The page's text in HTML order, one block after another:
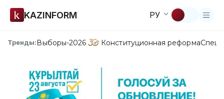
KAZINFORM РУ
Тренды:Выборы-2026 Конституционная реформа